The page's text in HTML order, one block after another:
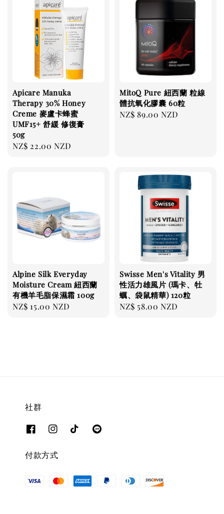
Apicare Manuka
Therapy 30% Honey
Creme 麥盧卡蜂蜜
UMF15+ 舒緩 修復膏
50g
Regular
NZ$ 22.00 NZD
MitoQ Pure 紐西蘭 粒線
體抗氧化膠囊 60粒
Regular
NZ$ 89.00 NZD
Alpine Silk Everyday
Moisture Cream 紐西蘭
有機羊毛脂保濕霜 100g
Regular
NZ$ 15.00 NZD
Swisse Men's Vitality 男
性活力雄風片 (瑪卡、牡
蠣、袋鼠精華) 120粒
Regular
NZ$ 58.00 NZD
社群
付款方式